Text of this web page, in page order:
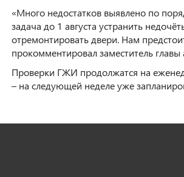
«Много недостатков выявлено по
задача до 1 августа устранить
отремонтировать двери. Нам
прокомментировал заместитель
Проверки ГЖИ продолжатся на
– на следующей неделе уже